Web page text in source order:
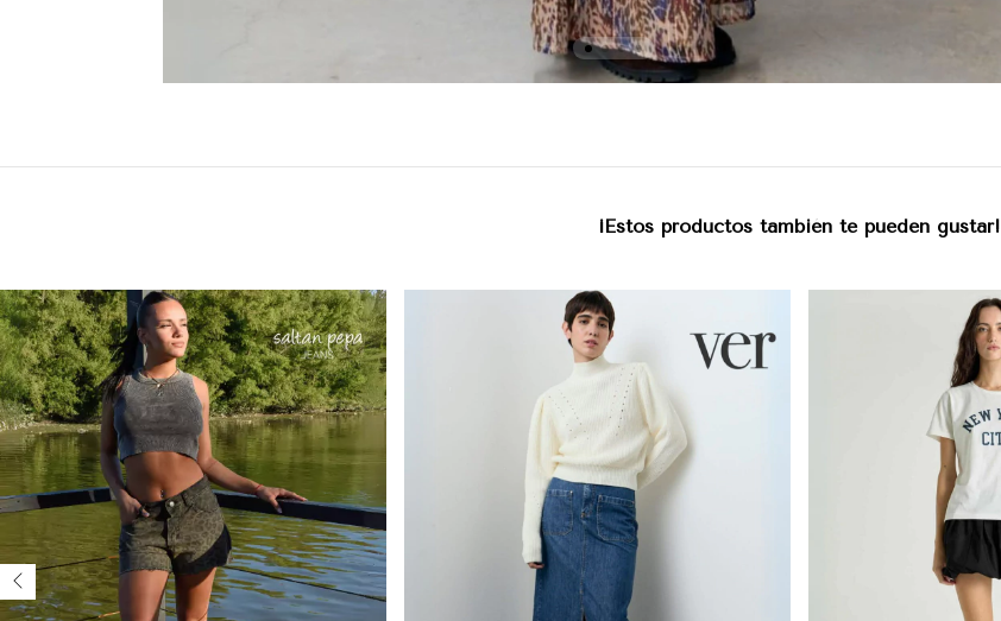
¡Estos productos también te pueden gustar!